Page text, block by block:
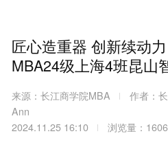
匠心造重器 创新续动
MBA24级上海4班昆山
来源：长江商学院MBA 作者：
Ann
2024.11.25 16:10
浏览量：1606